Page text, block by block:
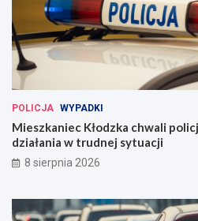
POLICJA WYPADKI
Mieszkaniec Kłodzka chwali
działania w trudnej sytuacji
8 sierpnia 2026